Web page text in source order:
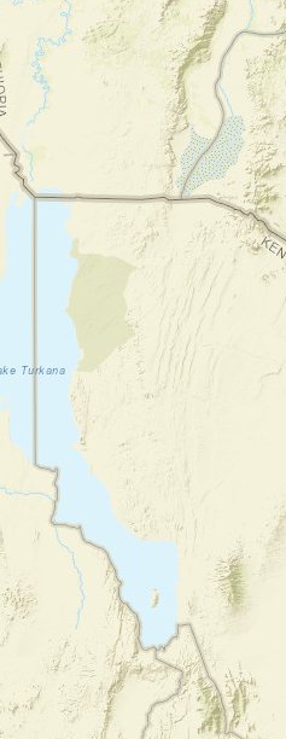
Il est aussi possible
acclimatation sur
parcs de Meru et /
Nuit en lodge
Jour 3
Etape 1 : Forêt
Colobes
Nairobi - Sirimon
Moses Camp (3340
Départ matinal avec
route contournant
pour rejoindre la
(2660 mètres
par le guide et les
trek. Ascension de 4
km et 680 mètres de
forêt dense
Colobes. Déjeuner
Installation du
à 3340 m d’altitude.
dôme de camping.
5h de transfert / 4 h
+ 680 m